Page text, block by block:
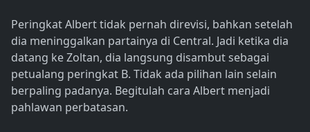
Peringkat Albert tidak pernah direvisi, bahkan setelah
dia meninggalkan partainya di Central. Jadi ketika dia
datang ke Zoltan, dia langsung disambut sebagai
petualang peringkat B. Tidak ada pilihan lain selain
berpaling padanya. Begitulah cara Albert menjadi
pahlawan perbatasan.